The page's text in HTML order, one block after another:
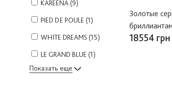
KAREENA(9)
PIED DE POULE (1)
WHITE DREAMS (15)
LE GRAND BLUE (1)
Показать еще
Золотые
18554 грн